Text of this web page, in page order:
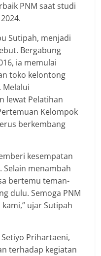
PNM saat studi
Sutipah, menjadi
Bergabung
ia memulai
toko kelontong
Melalui
lewat Pelatihan
Kelompok
berkembang
kesempatan
Selain menambah
bertemu teman-
dulu. Semoga PNM
ujar Sutipah
Prihartaeni,
terhadap kegiatan